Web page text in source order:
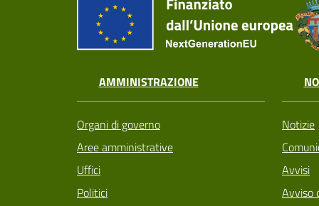
AMMINISTRAZIONE
Organi di governo
Aree amministrative
Uffici
Politici
Notizie
Avvisi
Avviso